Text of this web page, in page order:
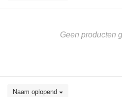
Geen producten
Naam oplopend